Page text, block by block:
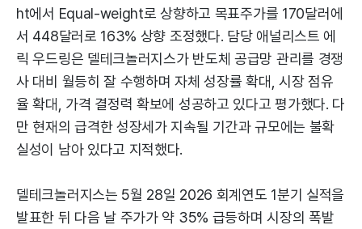
ht에서 Equal-weight로 상향하고 목표주가를 170달러에
서 448달러로 163% 상향 조정했다. 담당 애널리스트 에
릭 우드링은 델테크놀러지스가 반도체 공급망 관리를 경쟁
사 대비 월등히 잘 수행하며 자체 성장률 확대, 시장 점유
율 확대, 가격 결정력 확보에 성공하고 있다고 평가했다. 다
만 현재의 급격한 성장세가 지속될 기간과 규모에는 불확
실성이 남아 있다고 지적했다.
델테크놀러지스는 5월 28일 2026 회계연도 1분기 실적을
발표한 뒤 다음 날 주가가 약 35% 급등하며 시장의 폭발